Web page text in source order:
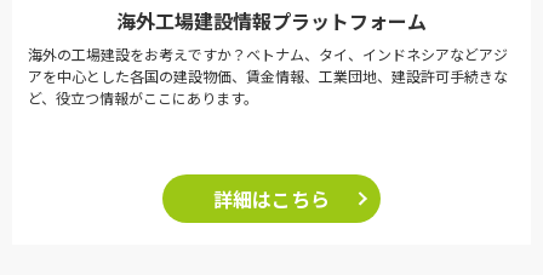
海外工場建設情報プラットフォーム
海外の工場建設をお考えですか？ベトナム、タイ、インドネシアなどアジ
アを中心とした各国の建設物価、賃金情報、工業団地、建設許可手続きな
ど、役立つ情報がここにあります。
詳細はこちら